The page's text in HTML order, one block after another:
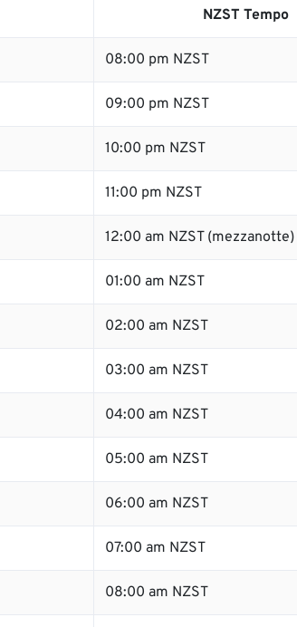
NZST Tempo
08:00 pm NZST
09:00 pm NZST
10:00 pm NZST
11:00 pm NZST
12:00 am NZST (mezzanotte)
01:00 am NZST
02:00 am NZST
03:00 am NZST
04:00 am NZST
05:00 am NZST
06:00 am NZST
07:00 am NZST
08:00 am NZST